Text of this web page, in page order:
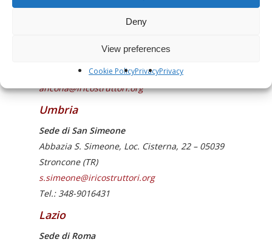
Deny
View preferences
Cookie PolicyPrivacyPrivacy
Corso Carlo Alberto, 73 – 60127 Ancona (AN)
ancona@iricostruttori.org
Umbria
Sede di San Simeone
Abbazia S. Simeone, Loc. Cisterna, 22 – 05039
Stroncone (TR)
s.simeone@iricostruttori.org
Tel.: 348-9016431
Lazio
Sede di Roma